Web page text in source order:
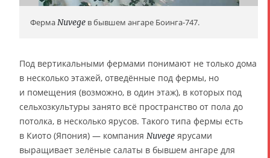
ФермаNuvege в бывшем ангаре Боинга-747.
Под вертикальными фермами понимают не только дома
в несколько этажей, отведённые под фермы, но
и помещения (возможно, в один этаж), в которых под
сельхозкультуры занято всё пространство от пола до
потолка, в несколько ярусов. Такого типа фермы есть
в Киото (Япония) — компания Nuvege ярусами
выращивает зелёные салаты в бывшем ангаре для